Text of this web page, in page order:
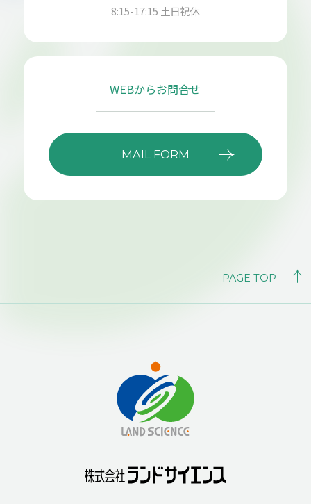
8:15-17:15 土日祝休
WEBからお問合せ
MAIL FORM
PAGE TOP